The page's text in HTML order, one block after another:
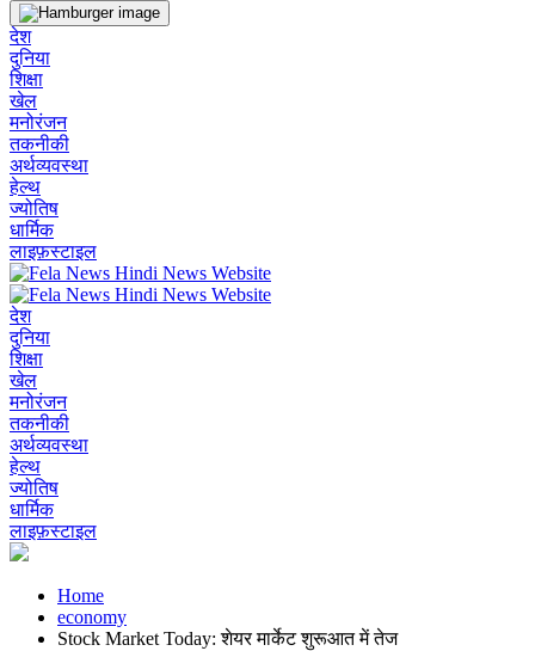
देश
दुनिया
शिक्षा
खेल
मनोरंजन
तकनीकी
अर्थव्यवस्था
हेल्थ
ज्योतिष
धार्मिक
लाइफ़स्टाइल
देश
दुनिया
शिक्षा
खेल
मनोरंजन
तकनीकी
अर्थव्यवस्था
हेल्थ
ज्योतिष
धार्मिक
लाइफ़स्टाइल
Home
economy
Stock Market Today: शेयर मार्केट शुरूआत में तेज